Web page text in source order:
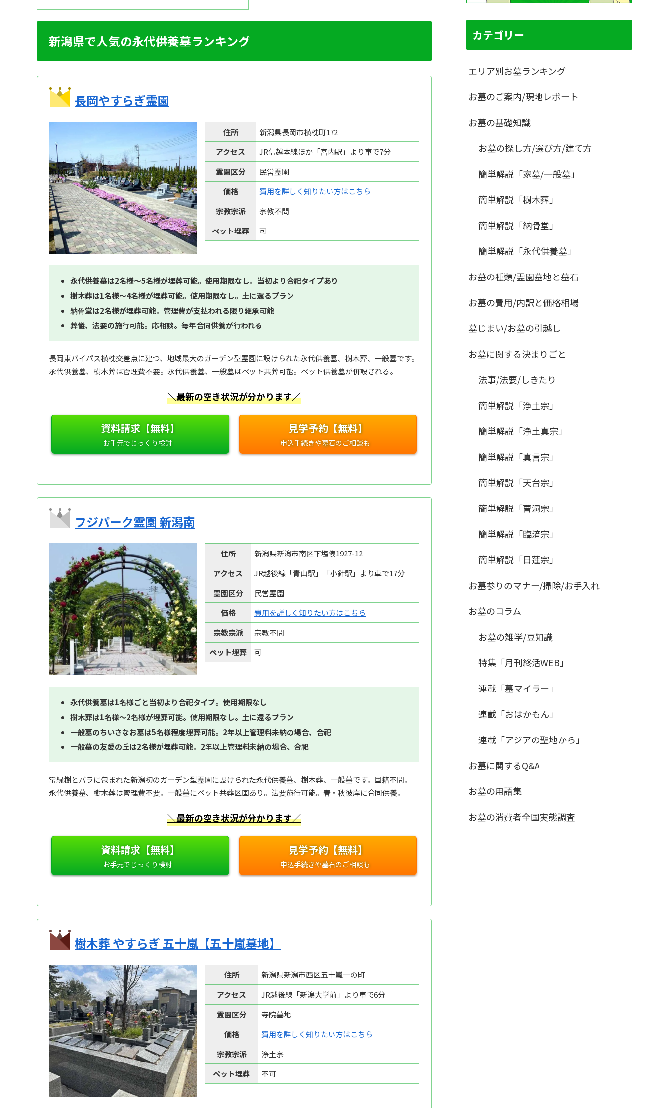
新潟県で人気の永代供養墓ランキング
長岡やすらぎ霊園
住所
新潟県長岡市横枕町172
アクセス
JR信越本線ほか「宮内駅」より車で7分
霊園区分
民営霊園
価格
費用を詳しく知りたい方はこちら
宗教宗派
宗教不問
ペット埋葬
可
永代供養墓は2名様～5名様が埋葬可能。使用期限なし。当初より合祀タイプあり
樹木葬は1名様～4名様が埋葬可能。使用期限なし。土に還るプラン
納骨堂は2名様が埋葬可能。管理費が支払われる限り継承可能
葬儀、法要の施行可能。応相談。毎年合同供養が行われる
長岡東バイパス横枕交差点に建つ、地域最大のガーデン型霊園に設けられた永代供養墓、樹木葬、一般墓です。
永代供養墓、樹木葬は管理費不要。永代供養墓、一般墓はペット共葬可能。ペット供養墓が併設される。
＼最新の空き状況が分かります／
資料請求【無料】 見学予約【無料】
フジパーク霊園 新潟南
住所
新潟県新潟市南区下塩俵1927-12
アクセス
JR越後線「青山駅」「小針駅」より車で17分
霊園区分
民営霊園
価格
費用を詳しく知りたい方はこちら
宗教宗派
宗教不問
ペット埋葬
可
永代供養墓は1名様ごと当初より合祀タイプ。使用期限なし
樹木葬は1名様～2名様が埋葬可能。使用期限なし。土に還るプラン
一般墓のちいさなお墓は5名様程度埋葬可能。2年以上管理料未納の場合、合祀
一般墓の友愛の丘は2名様が埋葬可能。2年以上管理料未納の場合、合祀
常緑樹とバラに包まれた新潟初のガーデン型霊園に設けられた永代供養墓、樹木葬、一般墓です。国籍不問。
永代供養墓、樹木葬は管理費不要。一般墓にペット共葬区画あり。法要施行可能。春・秋彼岸に合同供養。
＼最新の空き状況が分かります／
資料請求【無料】 見学予約【無料】
樹木葬 やすらぎ 五十嵐【五十嵐墓地】
住所
新潟県新潟市西区五十嵐一の町
アクセス
JR越後線「新潟大学前」より車で6分
霊園区分
寺院墓地
価格
費用を詳しく知りたい方はこちら
宗教宗派
浄土宗
ペット埋葬
不可
カテゴリー
エリア別お墓ランキング
お墓のご案内/現地レポート
お墓の基礎知識
お墓の探し方/選び方/建て方
簡単解説「家墓/一般墓」
簡単解説「樹木葬」
簡単解説「納骨堂」
簡単解説「永代供養墓」
お墓の種類/霊園墓地と墓石
お墓の費用/内訳と価格相場
墓じまい/お墓の引越し
お墓に関する決まりごと
法事/法要/しきたり
簡単解説「浄土宗」
簡単解説「浄土真宗」
簡単解説「真言宗」
簡単解説「天台宗」
簡単解説「曹洞宗」
簡単解説「臨済宗」
簡単解説「日蓮宗」
お墓参りのマナー/掃除/お手入れ
お墓のコラム
お墓の雑学/豆知識
特集「月刊終活WEB」
連載「墓マイラー」
連載「おはかもん」
連載「アジアの聖地から」
お墓に関するQ&A
お墓の用語集
お墓の消費者全国実態調査